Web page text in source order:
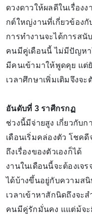
ดวงดาวให้ผลดีในเรื่อง
กต์ใหญ่งานที่เกี่ยวข้อง
การทำงานจะได้การส
คนมีคู่เดือนนี้ ไม่มีปัญหา
มีคนเข้ามาให้พูดคุย แต่
เวลาศึกษาเพิ่มเติมจึงจะ
อันดับที่ 3 ราศีกรกฏ
ช่วงนี้มีจ่ายสูง เกี่ยวกับ
เดือนเริ่มคล่องตัว โชค
ถึงเรื่องของตัวเองก็ได้
งานในเดือนนี้จะต้องเจ
ได้บ้างขึ้นอยู่กับความส
เวลาเข้าหาสักนิดถึงจะส
คนมีคู่รักมั่นคง แแต่ม้จ